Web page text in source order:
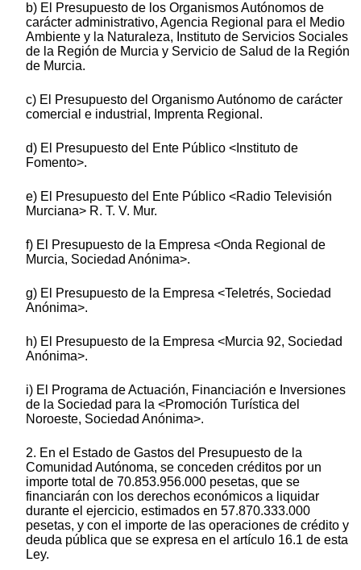
b) El Presupuesto de los Organismos Autónomos de
carácter administrativo, Agencia Regional para el Medio
Ambiente y la Naturaleza, Instituto de Servicios Sociales
de la Región de Murcia y Servicio de Salud de la Región
de Murcia.
c) El Presupuesto del Organismo Autónomo de carácter
comercial e industrial, Imprenta Regional.
d) El Presupuesto del Ente Público <Instituto de
Fomento>.
e) El Presupuesto del Ente Público <Radio Televisión
Murciana> R. T. V. Mur.
f) El Presupuesto de la Empresa <Onda Regional de
Murcia, Sociedad Anónima>.
g) El Presupuesto de la Empresa <Teletrés, Sociedad
Anónima>.
h) El Presupuesto de la Empresa <Murcia 92, Sociedad
Anónima>.
i) El Programa de Actuación, Financiación e Inversiones
de la Sociedad para la <Promoción Turística del
Noroeste, Sociedad Anónima>.
2. En el Estado de Gastos del Presupuesto de la
Comunidad Autónoma, se conceden créditos por un
importe total de 70.853.956.000 pesetas, que se
financiarán con los derechos económicos a liquidar
durante el ejercicio, estimados en 57.870.333.000
pesetas, y con el importe de las operaciones de crédito y
deuda pública que se expresa en el artículo 16.1 de esta
Ley.